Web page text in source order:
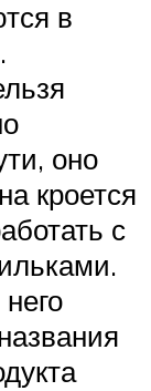
в
оно
кроется
с